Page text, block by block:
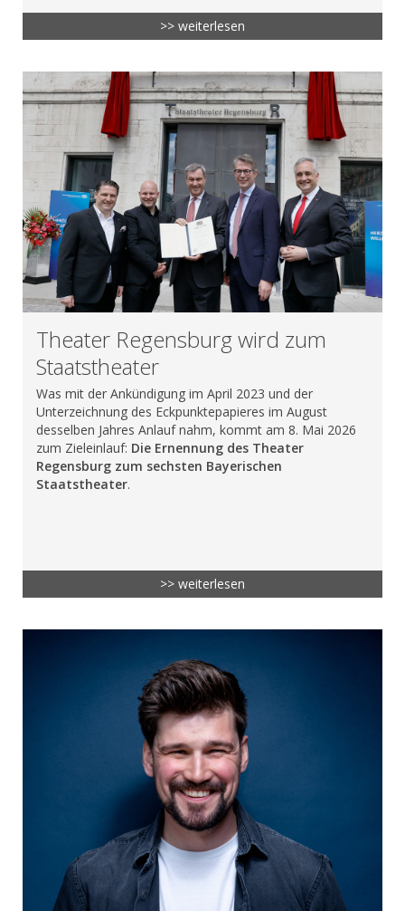
>> weiterlesen
Theater Regensburg wird zum
Staatstheater
Was mit der Ankündigung im April 2023 und der
Unterzeichnung des Eckpunktepapieres im August
desselben Jahres Anlauf nahm, kommt am 8. Mai 2026
zum Zieleinlauf: Die Ernennung des Theater
Regensburg zum sechsten Bayerischen
Staatstheater.
>> weiterlesen